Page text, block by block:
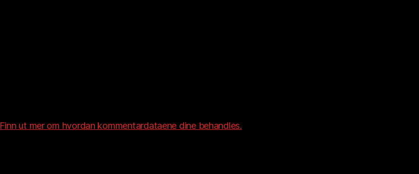
Finn ut mer om hvordan kommentardataene dine behandles.